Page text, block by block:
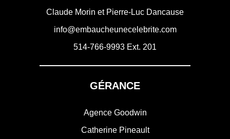
Claude Morin et Pierre-Luc Dancause
info@embaucheunecelebrite.com
514-766-9993 Ext. 201
GÉRANCE
Agence Goodwin
Catherine Pineault